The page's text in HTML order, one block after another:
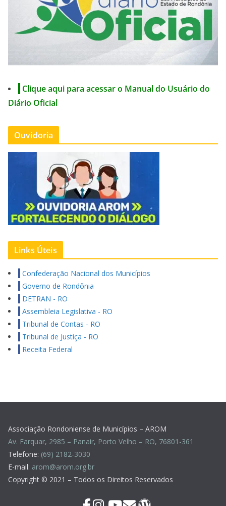
Clique aqui para acessar o Manual do Usuário do
Diário Oficial
Ouvidoria
Links Úteis
Confederação Nacional dos Municípios
Governo de Rondônia
DETRAN - RO
Assembleia Legislativa - RO
Tribunal de Contas - RO
Tribunal de Justiça - RO
Receita Federal
Associação Rondoniense de Municípios – AROM
Av. Farquar, 2985 – Panair, Porto Velho – RO, 76801-361
Telefone: (69) 2182-3030
E-mail: arom@arom.org.br
Copyright © 2021 – Todos os Direitos Reservados